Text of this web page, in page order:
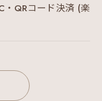
QRコード決済 (楽